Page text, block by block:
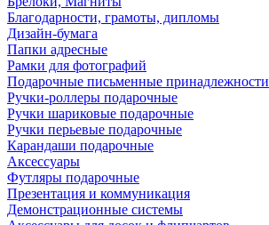
Благодарности, грамоты, дипломы
Дизайн-бумага
Папки адресные
Рамки для фотографий
Подарочные письменные принадлежности
Ручки-роллеры подарочные
Ручки шариковые подарочные
Ручки перьевые подарочные
Карандаши подарочные
Аксессуары
Футляры подарочные
Презентация и коммуникация
Демонстрационные системы